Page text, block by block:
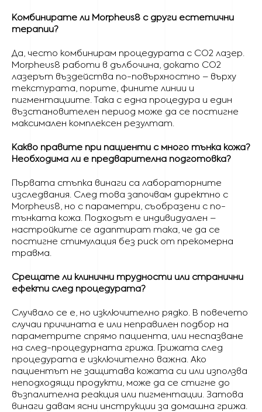
Комбинирате ли Morpheus8 с други естетични
терапии?
Да, често комбинирам процедурата с CO2 лазер.
Morpheus8 работи в дълбочина, докато CO2
лазерът въздейства по-повърхностно – върху
текстурата, порите, фините линии и
пигментациите. Така с една процедура и един
възстановителен период може да се постигне
максимален комплексен резултат.
Какво правите при пациенти с много тънка кожа?
Необходима ли е предварителна подготовка?
Първата стъпка винаги са лабораторните
изследвания. След това започвам директно с
Morpheus8, но с параметри, съобразени с по-
тънката кожа. Подходът е индивидуален –
настройките се адаптират така, че да се
постигне стимулация без риск от прекомерна
травма.
Срещате ли клинични трудности или странични
ефекти след процедурата?
Случвало се е, но изключително рядко. В повечето
случаи причината е или неправилен подбор на
параметрите спрямо пациента, или неспазване
на след-процедурната грижа. Грижата след
процедурата е изключително важна. Ако
пациентът не защитава кожата си или използва
неподходящи продукти, може да се стигне до
възпалителна реакция или пигментации. Затова
винаги давам ясни инструкции за домашна грижа.